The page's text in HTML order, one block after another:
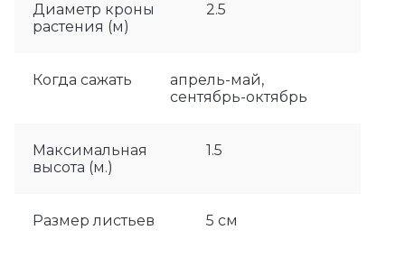
Диаметр кроны
растения (м)
2.5
Когда сажать
апрель-май,
сентябрь-октябрь
Максимальная
высота (м.)
1.5
Размер листьев 5 см